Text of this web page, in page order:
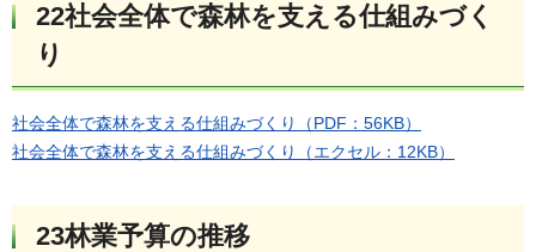
22社会全体で森林を支える仕組みづく
り
社会全体で森林を支える仕組みづくり（PDF：56KB）
社会全体で森林を支える仕組みづくり（エクセル：12KB）
23林業予算の推移